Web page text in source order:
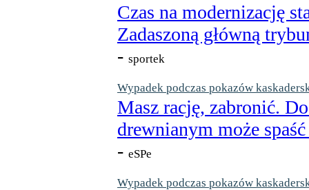
Czas na modernizację
Zadaszoną główną
- sportek
Wypadek podczas pokazów
Masz rację, zabronić.
drewnianym może
- eSPe
Wypadek podczas pokazów